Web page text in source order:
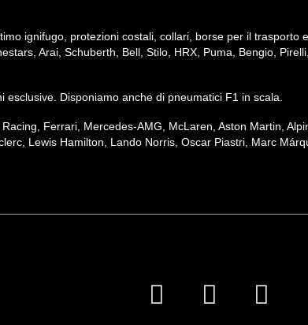
ignifugo, protezioni costali, collari, borse per il trasporto
Arai, Schuberth, Bell, Stilo, HRX, Puma, Bengio,
Disponiamo anche di pneumatici F1 in scala.
Ferrari, Mercedes-AMG, McLaren, Aston Martin,
Lewis Hamilton, Lando Norris, Oscar Piastri, Marc